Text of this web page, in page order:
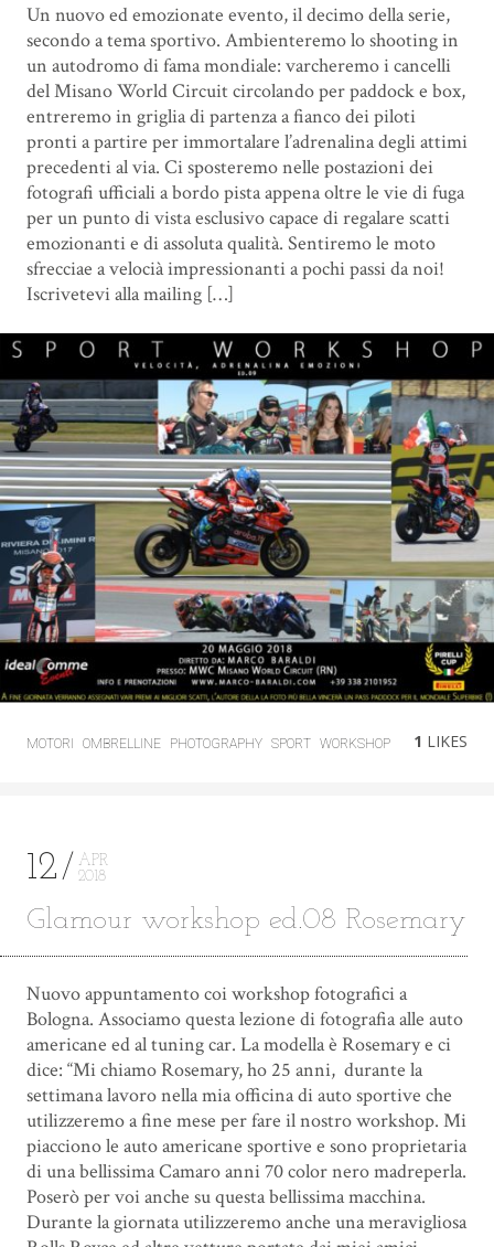
Un nuovo ed emozionate evento, il decimo della serie,
secondo a tema sportivo. Ambienteremo lo shooting in
un autodromo di fama mondiale: varcheremo i cancelli
del Misano World Circuit circolando per paddock e box,
entreremo in griglia di partenza a fianco dei piloti
pronti a partire per immortalare l’adrenalina degli attimi
precedenti al via. Ci sposteremo nelle postazioni dei
fotografi ufficiali a bordo pista appena oltre le vie di fuga
per un punto di vista esclusivo capace di regalare scatti
emozionanti e di assoluta qualità. Sentiremo le moto
sfrecciae a velocià impressionanti a pochi passi da noi!
Iscrivetevi alla mailing […]
MOTORI OMBRELLINE PHOTOGRAPHY SPORT WORKSHOP 1 LIKES
12
APR
2018
Glamour workshop ed.08 Rosemary
Nuovo appuntamento coi workshop fotografici a
Bologna. Associamo questa lezione di fotografia alle auto
americane ed al tuning car. La modella è Rosemary e ci
dice: “Mi chiamo Rosemary, ho 25 anni, durante la
settimana lavoro nella mia officina di auto sportive che
utilizzeremo a fine mese per fare il nostro workshop. Mi
piacciono le auto americane sportive e sono proprietaria
di una bellissima Camaro anni 70 color nero madreperla.
Poserò per voi anche su questa bellissima macchina.
Durante la giornata utilizzeremo anche una meravigliosa